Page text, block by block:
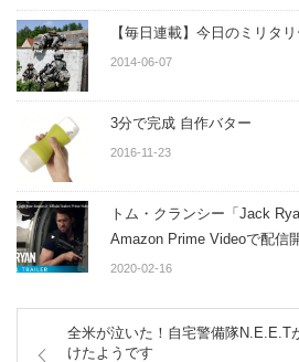
【毎日連載】今日のミリタ
2014-06-07
3分で完成 自作バター
2016-11-23
トム・クランシー「Jack
Amazon Prime Videoで配信
2020-02-16
全米が泣いた！自宅警備隊N.E.E.T
けたようです